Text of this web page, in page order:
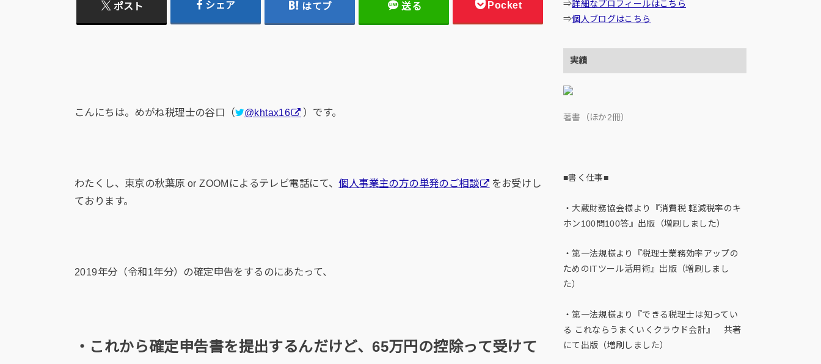
ポスト シェア はてブ 送る Pocket
こんにちは。めがね税理士の谷口（ @khtax16 ）です。
わたくし、東京の秋葉原 or ZOOMによるテレビ電話にて、個人事業主の方の単発のご相談
をお受けし
ております。
2019年分（令和1年分）の確定申告をするのにあたって、
・これから確定申告書を提出するんだけど、65万円の控除って受けて
⇒詳細なプロフィールはこちら
⇒個人ブログはこちら
実績
著書（ほか2冊）
■書く仕事■
・大蔵財務協会様より『消費税 軽減税率のキ
ホン100問100答』出版（増刷しました）
・第一法規様より『税理士業務効率アップの
ためのITツール活用術』出版（増刷しまし
た）
・第一法規様より『できる税理士は知ってい
る これならうまくいくクラウド会計』 共著
にて出版（増刷しました）